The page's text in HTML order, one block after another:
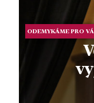
ODEMYKÁME PRO